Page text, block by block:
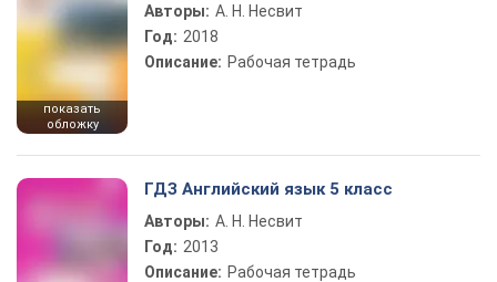
показать
обложку
Авторы: А. Н. Несвит
Год: 2018
Описание: Рабочая тетрадь
ГДЗ Английский язык 5 класс
Авторы: А. Н. Несвит
Год: 2013
Описание: Рабочая тетрадь